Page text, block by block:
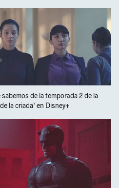
de la temporada 2 de la
la criada' en Disney+